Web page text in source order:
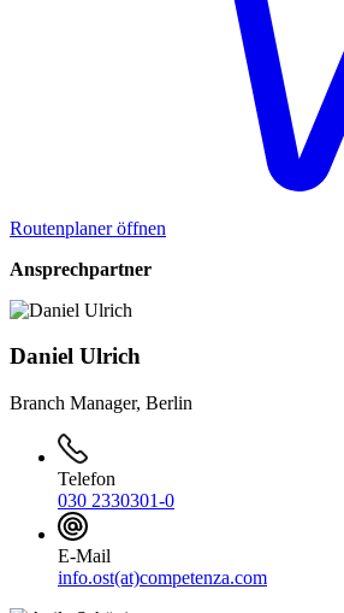
Routenplaner öffnen
Ansprechpartner
Daniel Ulrich
Branch Manager, Berlin
Telefon
030 2330301-0
E-Mail
info.ost(at)competenza.com